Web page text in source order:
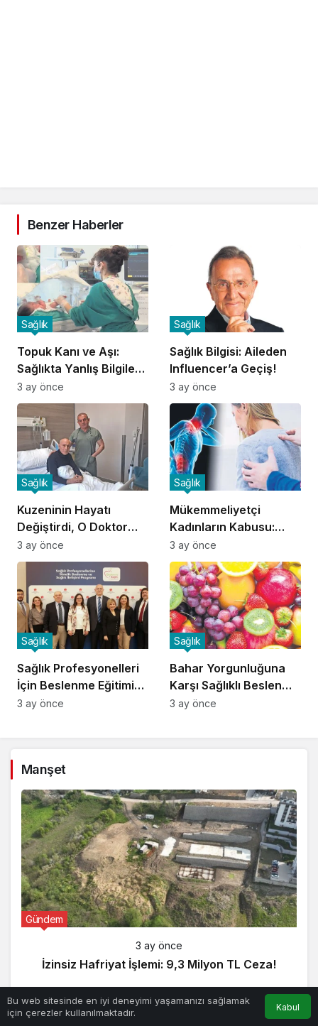
Benzer Haberler
Topuk Kanı ve Aşı:
Sağlıkta Yanlış Bilgilere
Dikkat!
Sağlık
3 ay önce
Sağlık Bilgisi: Aileden
Influencer’a Geçiş!
Sağlık
3 ay önce
Kuzeninin Hayatı
Değiştirdi, O Doktor
Oldu!
Sağlık
3 ay önce
Mükemmeliyetçi
Kadınların Kabusu:
Fibromiyalji!
Sağlık
3 ay önce
Sağlık Profesyonelleri
İçin Beslenme Eğitimi
Başladı
Sağlık
3 ay önce
Bahar Yorgunluğuna
Karşı Sağlıklı Beslenme
İpuçları
Sağlık
3 ay önce
Manşet
Gündem
3 ay önce
İzinsiz Hafriyat İşlemi: 9,3 Milyon TL Ceza!
Bu web sitesinde en iyi deneyimi yaşamanızı sağlamak
için çerezler kullanılmaktadır.
Kabul